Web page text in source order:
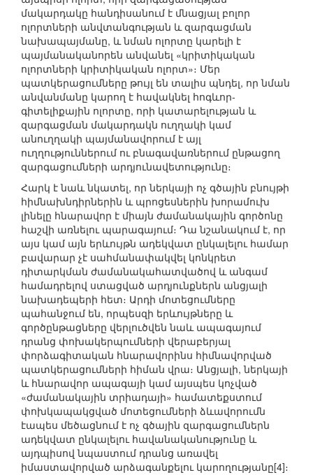
մակարդակը հանդիսանում է մնացյալ բոլոր
ոլորտների անվտանգության և զարգացման
նախապայմանը, և նման ոլորտը կարելի է
պայմանականորեն անվանել «կրիտիկական
ոլորտների կրիտիկական ոլորտ»։ Մեր
պատկերացումները թույլ են տալիս պնդել, որ նման
անվանմանը կարող է հավակնել հոգևոր-
գիտելիքային ոլորտը, որի կատարելության և
զարգացման մակարդակն ուղղակի կամ
անուղղակի պայմանավորում է այլ
ուղղություններում ու բնագավառներում ընթացող
զարգացումների արդյունավետությունը։
Հարկ է նաև նկատել, որ ներկայի ոչ գծային բնույթի
հիմնախնդիրներին և պրոցեսներին խորամուխ
լինելը հնարավոր է միայն ժամանակային գործոնը
հաշվի առնելու պարագայում։ Դա նշանակում է, որ
այս կամ այն երևույթն ադեկվատ ընկալելու համար
բավարար չէ սահմանափակվել կոնկրետ
դիտարկման ժամանակահատվածով և անգամ
համադրելով ստացված արդյունքներն անցյալի
նախադեպերի հետ։ Արդի մոտեցումները
պահանջում են, որպեսզի երևույթները և
գործընթացները վերլուծվեն նաև ապագայում
դրանց փոխակերպումների վերաբերյալ
փորձագիտական հնարավորինս հիմնավորված
պատկերացումների հիման վրա։ Անցյալի, ներկայի
և հնարավոր ապագայի կամ այսպես կոչված
«ժամանակային տրիադայի» համատեքստում
փոխկապակցված մոտեցումների ձևավորումն
էապես մեծացնում է ոչ գծային զարգացումներն
ադեկվատ ընկալելու հավանականությունը և
այդպիսով նպաստում դրանց առավել
իմաստավորված արձագանքելու կարողությանը[4]։